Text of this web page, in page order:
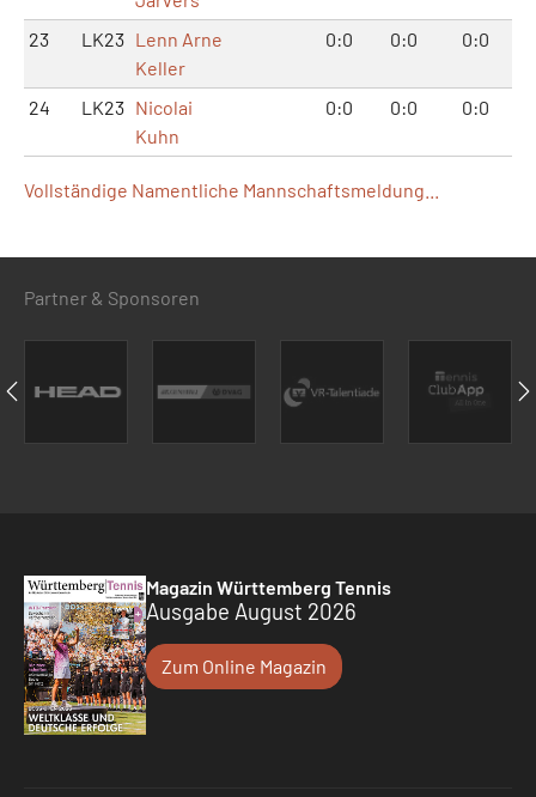
23 LK23 Lenn Arne
Keller
0:0 0:0 0:0
24 LK23 Nicolai
Kuhn
0:0 0:0 0:0
Vollständige Namentliche Mannschaftsmeldung...
Partner & Sponsoren
Magazin Württemberg Tennis
Ausgabe August 2026
Zum Online Magazin